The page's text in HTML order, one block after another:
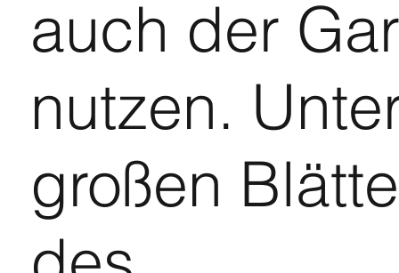
auch der
nutzen.
großen